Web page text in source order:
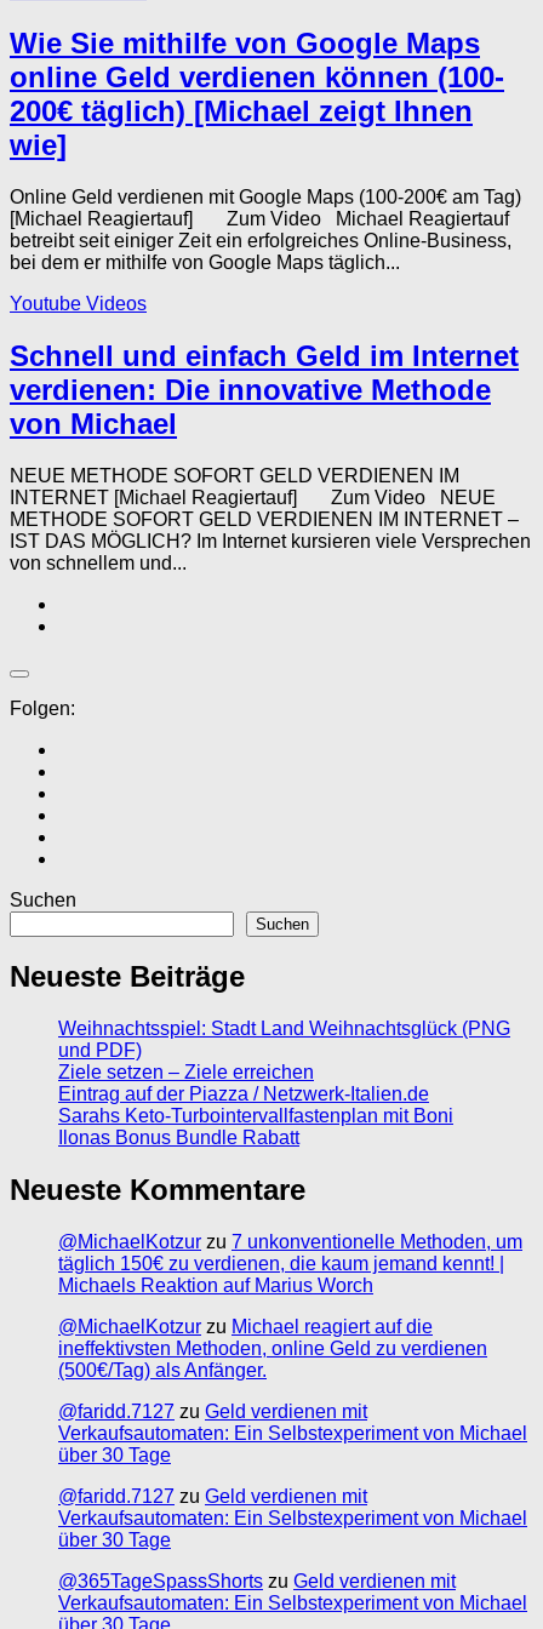
Wie Sie mithilfe von Google Maps
online Geld verdienen können (100-
200€ täglich) [Michael zeigt Ihnen
wie]
Online Geld verdienen mit Google Maps (100-200€ am Tag)
[Michael Reagiertauf] Zum Video Michael Reagiertauf
betreibt seit einiger Zeit ein erfolgreiches Online-Business,
bei dem er mithilfe von Google Maps täglich...
Youtube Videos
Schnell und einfach Geld im Internet
verdienen: Die innovative Methode
von Michael
NEUE METHODE SOFORT GELD VERDIENEN IM
INTERNET [Michael Reagiertauf] Zum Video NEUE
METHODE SOFORT GELD VERDIENEN IM INTERNET –
IST DAS MÖGLICH? Im Internet kursieren viele Versprechen
von schnellem und...
Folgen:
Suchen
Suchen
Neueste Beiträge
Weihnachtsspiel: Stadt Land Weihnachtsglück (PNG
und PDF)
Ziele setzen – Ziele erreichen
Eintrag auf der Piazza / Netzwerk-Italien.de
Sarahs Keto-Turbointervallfastenplan mit Boni
Ilonas Bonus Bundle Rabatt
Neueste Kommentare
@MichaelKotzur zu 7 unkonventionelle Methoden, um
täglich 150€ zu verdienen, die kaum jemand kennt! |
Michaels Reaktion auf Marius Worch
@MichaelKotzur zu Michael reagiert auf die
ineffektivsten Methoden, online Geld zu verdienen
(500€/Tag) als Anfänger.
@faridd.7127 zu Geld verdienen mit
Verkaufsautomaten: Ein Selbstexperiment von Michael
über 30 Tage
@faridd.7127 zu Geld verdienen mit
Verkaufsautomaten: Ein Selbstexperiment von Michael
über 30 Tage
@365TageSpassShorts zu Geld verdienen mit
Verkaufsautomaten: Ein Selbstexperiment von Michael